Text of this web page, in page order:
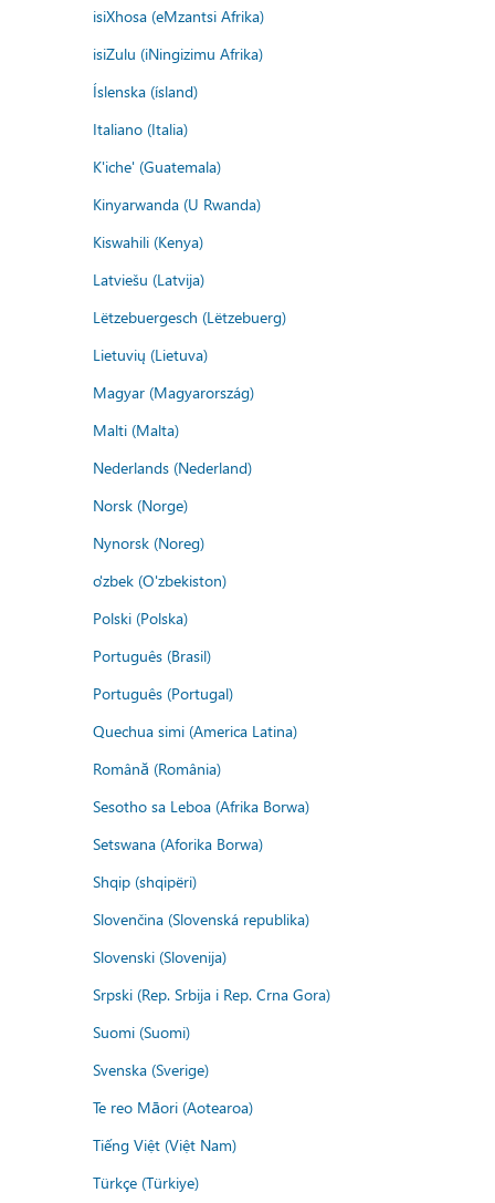
isiXhosa (eMzantsi Afrika)
isiZulu (iNingizimu Afrika)
Íslenska (ísland)
Italiano (Italia)
K'iche' (Guatemala)
Kinyarwanda (U Rwanda)
Kiswahili (Kenya)
Latviešu (Latvija)
Lëtzebuergesch (Lëtzebuerg)
Lietuvių (Lietuva)
Magyar (Magyarország)
Malti (Malta)
Nederlands (Nederland)
Norsk (Norge)
Nynorsk (Noreg)
o'zbek (O'zbekiston)
Polski (Polska)
Português (Brasil)
Português (Portugal)
Quechua simi (America Latina)
Română (România)
Sesotho sa Leboa (Afrika Borwa)
Setswana (Aforika Borwa)
Shqip (shqipëri)
Slovenčina (Slovenská republika)
Slovenski (Slovenija)
Srpski (Rep. Srbija i Rep. Crna Gora)
Suomi (Suomi)
Svenska (Sverige)
Te reo Māori (Aotearoa)
Tiếng Việt (Việt Nam)
Türkçe (Türkiye)